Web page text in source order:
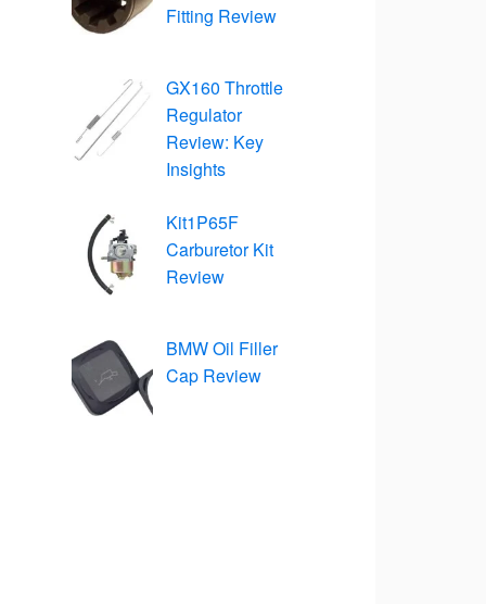
Fitting Review
GX160 Throttle
Regulator
Review: Key
Insights
Kit1P65F
Carburetor Kit
Review
BMW Oil Filler
Cap Review